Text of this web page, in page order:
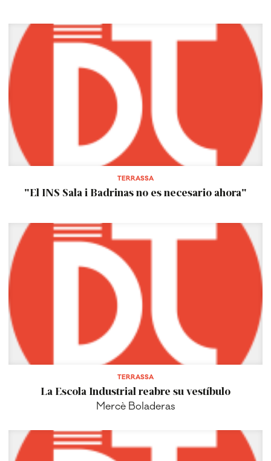
TERRASSA
"El INS Sala i Badrinas no es necesario ahora"
TERRASSA
La Escola Industrial reabre su vestíbulo
Mercè Boladeras